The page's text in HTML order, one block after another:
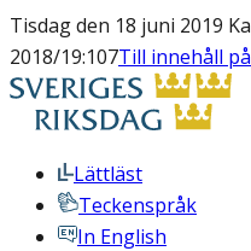
Tisdag den 18 juni 2019
2018/19:107Till innehåll
Lättläst
Teckenspråk
In English